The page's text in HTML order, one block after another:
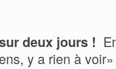
deux jours !
y a rien à